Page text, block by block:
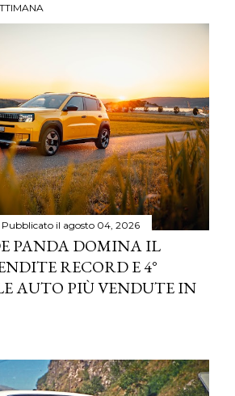
Pubblicato il agosto 04, 2026
PANDA DOMINA IL
RECORD E 4°
AUTO PIÙ VENDUTE IN